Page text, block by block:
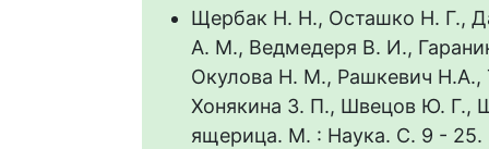
Щербак Н. Н., Осташко Н. Г.,
А. М., Ведмедеря В. И.,
Окулова Н. М., Рашкевич
Хонякина 3. П., Швецов Ю. Г.,
ящерица. М. : Наука. С. 9 - 25.